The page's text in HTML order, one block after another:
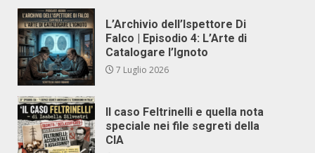
L’Archivio dell’Ispettore Di
Falco | Episodio 4: L’Arte di
Catalogare l’Ignoto
7 Luglio 2026
Il caso Feltrinelli e quella nota
speciale nei file segreti della
CIA